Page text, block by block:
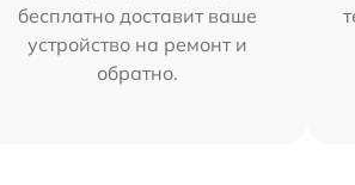
бесплатно доставит ваше
устройство на ремонт и
обратно.